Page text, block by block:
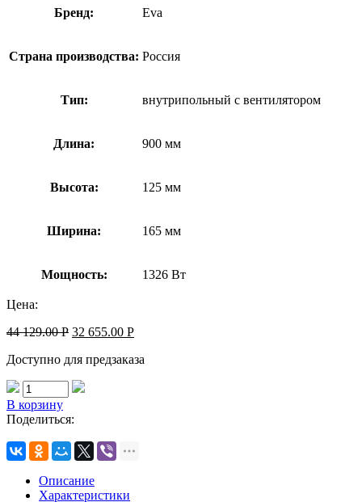
Бренд: Eva
Страна производства: Россия
Тип: внутрипольный с вентилятором
Длина: 900 мм
Высота: 125 мм
Ширина: 165 мм
Мощность: 1326 Вт
Цена:
44 129.00Р 32 655.00 Р
Доступно для предзаказа
В корзину
Поделиться:
Описание
Характеристики